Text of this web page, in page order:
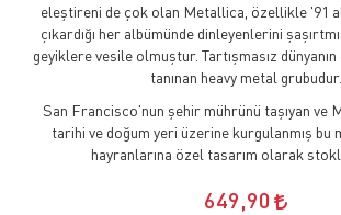
eleştireni de çok olan Metallica, özellikle '91
çıkardığı her albümünde dinleyenlerini
geyiklere vesile olmuştur. Tartışmasız
tanınan heavy metal grubudur.
San Francisco'nun şehir mührünü taşıyan ve
tarihi ve doğum yeri üzerine kurgulanmış bu
hayranlarına özel tasarım olarak
649,90